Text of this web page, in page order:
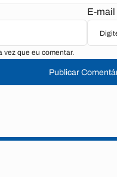
E-
vez que eu comentar.
Publicar